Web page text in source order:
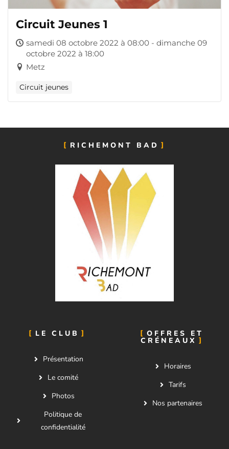
Circuit Jeunes 1
samedi 08 octobre 2022 à 08:00 - dimanche 09
octobre 2022 à 18:00
Metz
Circuit jeunes
RICHEMONT BAD
LE CLUB
Présentation
Le comité
Photos
Politique de
confidentialité
OFFRES ET
CRÉNEAUX
Horaires
Tarifs
Nos partenaires